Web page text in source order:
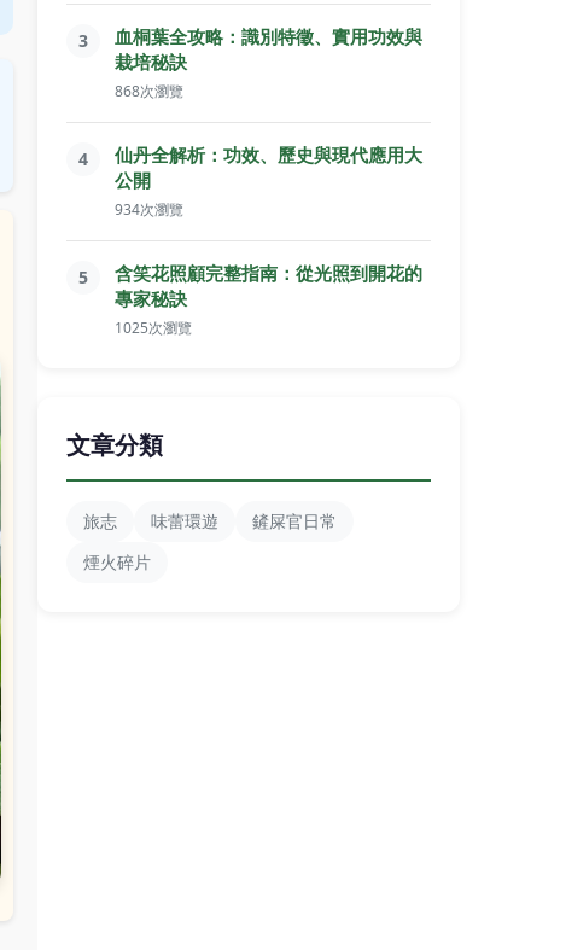
3
血桐葉全攻略：識別特徵、實用功效與
栽培秘訣
868次瀏覽
4
仙丹全解析：功效、歷史與現代應用大
公開
934次瀏覽
5
含笑花照顧完整指南：從光照到開花的
專家秘訣
1025次瀏覽
文章分類
旅志 味蕾環遊
鏟屎官日常
煙火碎片